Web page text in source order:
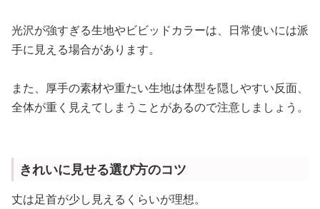
光沢が強すぎる生地やビビッドカラーは、日常使いには派
手に見える場合があります。
また、厚手の素材や重たい生地は体型を隠しやすい反面、
全体が重く見えてしまうことがあるので注意しましょう。
きれいに見せる選び方のコツ
丈は足首が少し見えるくらいが理想。